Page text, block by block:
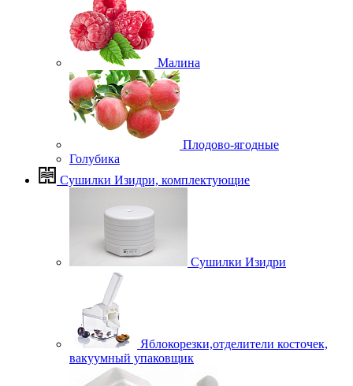
Малина
Плодово-ягодные
Голубика
Сушилки Изидри, комплектующие
Сушилки Изидри
Яблокорезки,отделители косточек,
вакуумный упаковщик